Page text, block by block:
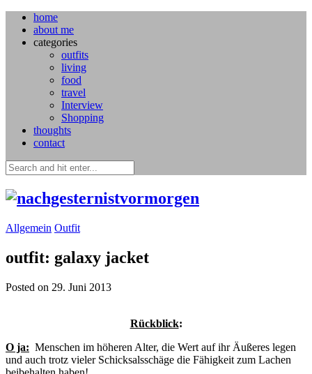
home
about me
categories
outfits
living
food
travel
Interview
Shopping
thoughts
contact
Allgemein Outfit
outfit: galaxy jacket
Posted on 29. Juni 2013
Rückblick:
O ja: Menschen im höheren Alter, die Wert auf ihr Äußeres legen
und auch trotz vieler Schicksalsschäge die Fähigkeit zum Lachen